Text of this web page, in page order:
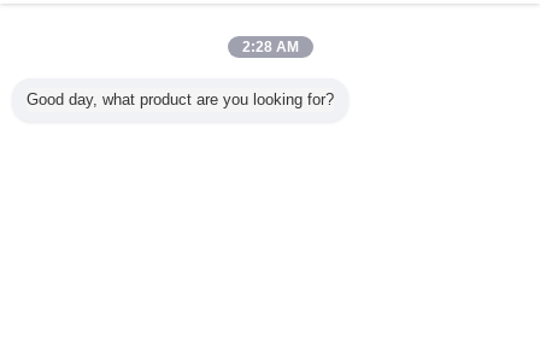
Vue de bureau
2:28 AM
Good day, what product are you looking for?